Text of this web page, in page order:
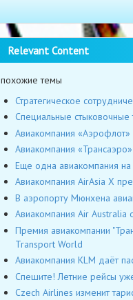
Relevant Content
похожие темы
Стратегическое
Специальные
Авиакомпания «Аэрофлот»
Авиакомпания
Еще одна авиакомпания на
Авиакомпания AirAsia X
В аэропорту Мюнхена
Авиакомпания Air Australia
Премия авиакомпании
Transport World
Авиакомпания KLM даёт
Спешите! Летние рейсы
Czech Airlines изменит